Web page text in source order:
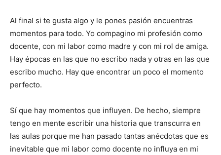
Al final si te gusta algo y le pones pasión encuentras
momentos para todo. Yo compagino mi profesión como
docente, con mi labor como madre y con mi rol de amiga.
Hay épocas en las que no escribo nada y otras en las que
escribo mucho. Hay que encontrar un poco el momento
perfecto.
Sí que hay momentos que influyen. De hecho, siempre
tengo en mente escribir una historia que transcurra en
las aulas porque me han pasado tantas anécdotas que es
inevitable que mi labor como docente no influya en mi